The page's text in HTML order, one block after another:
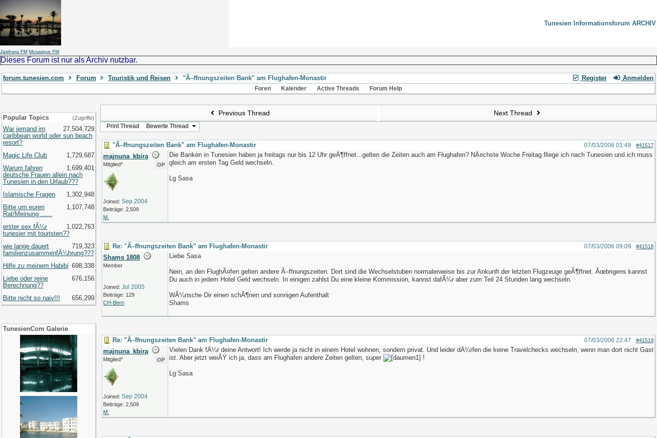
Tunesien Informationsforum ARCHIV
Jawhara FM Mosaique FM
Dieses Forum ist nur als Archiv nutzbar.
Register Anmelden
forum.tunesien.com Forum Touristik und Reisen "Ã–ffnungszeiten Bank" am Flughafen-Monastir
Foren Kalender Active Threads Forum Help
Popular Topics (Zugriffe)
27,504,729
War jemand im
caribbean world oder sun beach
resort?
1,729,687
Magic Life Club
1,699,401
Warum fahren
deutsche Frauen allein nach
Tunesien in den Urlaub???
1,302,948
Islamische Fragen
1,107,748
Bitte um euren
Rat/Meinung ......
1,022,763
erster sex fÃ¼r
tunesier mit touristen??
719,323
wie lange dauert
familienzusammenfÃ¼hrung???
698,338
Hilfe zu meinem Habibi
676,156
Liebe oder reine
Berechnung??
656,299
Bitte nicht so naiv!!!
TunesienCom Galerie
Previous Thread Next Thread
Print Thread Bewerte Thread
"Ã–ffnungszeiten Bank" am Flughafen-Monastir #41517
07/03/2006 01:49
majnuna_kbira
OP
Mitglied*
Joined: Sep 2004
Beiträge: 2,509
M.
Die Banken in Tunesien haben ja freitags nur bis 12 Uhr geÃ¶ffnet...gelten die Zeiten auch am Flughafen? NÃ¤chste Woche Freitag fliege ich nach Tunesien und ich muss
gleich am ersten Tag Geld wechseln.
Lg Sasa
Re: "Ã–ffnungszeiten Bank" am Flughafen-Monastir #41518
07/03/2006 09:09
Shams 1808
Member
Joined: Jul 2005
Beiträge: 129
CH-Bern
Liebe Sasa
Nein, an den FlughÃ¤fen gelten andere Ã–ffnungszeiten. Dort sind die Wechselstuben normalerweise bis zur Ankunft der letzten Flugzeuge geÃ¶ffnet. Ãœbrigens kannst
Du auch in jedem Hotel Geld wechseln. In einigen zahlst Du eine kleine Kommission, kannst dafÃ¼r aber zum Teil 24 Stunden lang wechseln.
WÃ¼nsche Dir einen schÃ¶nen und sonnigen Aufenthalt
Shams
Re: "Ã–ffnungszeiten Bank" am Flughafen-Monastir #41519
07/03/2006 22:47
majnuna_kbira
OP
Mitglied*
Joined: Sep 2004
Beiträge: 2,509
M.
Vielen Dank fÃ¼r deine Antwort! Ich werde ja nicht in einem Hotel wohnen, sondern privat. Und leider dÃ¼rfen die keine Travelchecks wechseln, wenn man dort nicht Gast
ist. Aber jetzt weiÃŸ ich ja, dass am Flughafen andere Zeiten gelten, super
!
Lg Sasa